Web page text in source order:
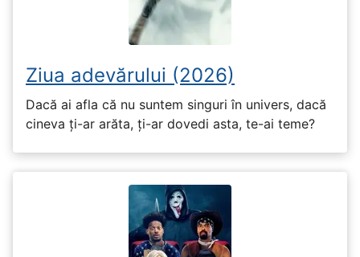
Ziua adevărului (2026)
Dacă ai afla că nu suntem singuri în univers, dacă
cineva ți-ar arăta, ți-ar dovedi asta, te-ai teme?